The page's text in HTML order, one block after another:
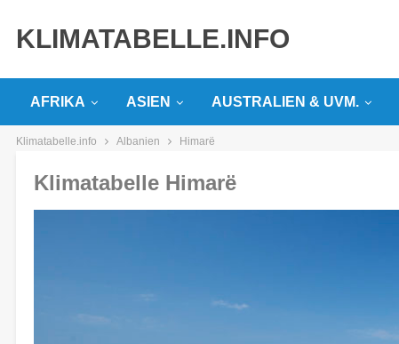
KLIMATABELLE.INFO
AFRIKA ASIEN AUSTRALIEN & UVM.
Klimatabelle.info Albanien Himarë
Klimatabelle Himarë